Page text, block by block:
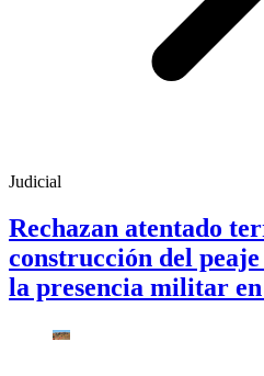
Judicial
Rechazan atentado
construcción del
la presencia militar